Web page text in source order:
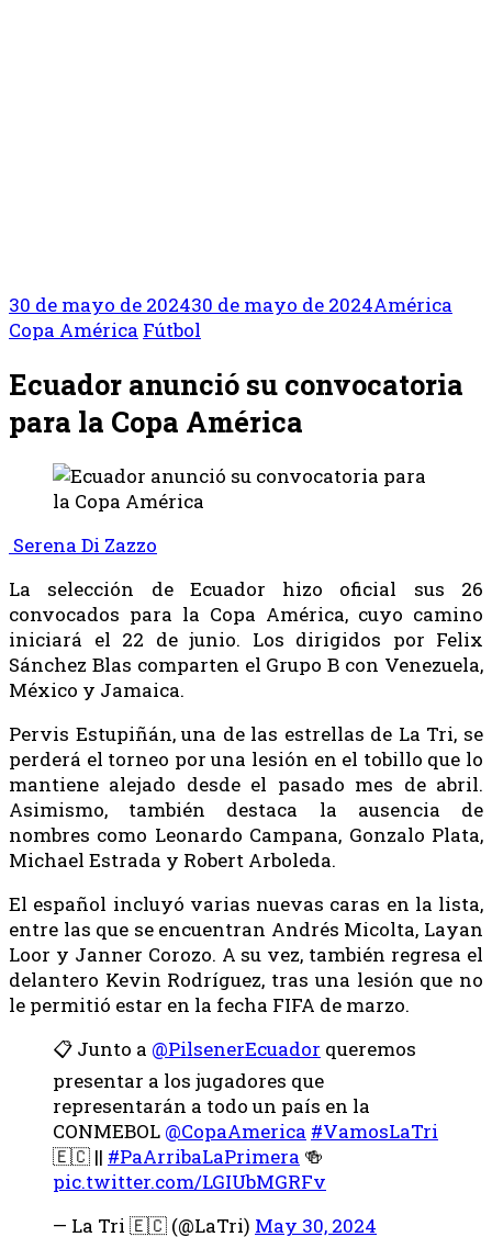
30 de mayo de 202430 de mayo de 2024América
Copa América Fútbol
Ecuador anunció su convocatoria
para la Copa América
Serena Di Zazzo
La selección de Ecuador hizo oficial sus 26
convocados para la Copa América, cuyo camino
iniciará el 22 de junio. Los dirigidos por Felix
Sánchez Blas comparten el Grupo B con Venezuela,
México y Jamaica.
Pervis Estupiñán, una de las estrellas de La Tri, se
perderá el torneo por una lesión en el tobillo que lo
mantiene alejado desde el pasado mes de abril.
Asimismo, también destaca la ausencia de
nombres como Leonardo Campana, Gonzalo Plata,
Michael Estrada y Robert Arboleda.
El español incluyó varias nuevas caras en la lista,
entre las que se encuentran Andrés Micolta, Layan
Loor y Janner Corozo. A su vez, también regresa el
delantero Kevin Rodríguez, tras una lesión que no
le permitió estar en la fecha FIFA de marzo.
📋 Junto a @PilsenerEcuador queremos
presentar a los jugadores que
representarán a todo un país en la
CONMEBOL @CopaAmerica #VamosLaTri
🇪🇨 || #PaArribaLaPrimera 🍻
pic.twitter.com/LGIUbMGRFv
— La Tri 🇪🇨 (@LaTri) May 30, 2024